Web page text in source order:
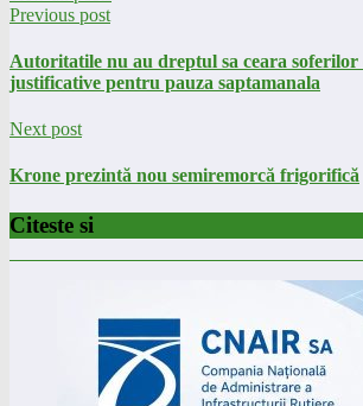
Previous post
Autoritatile nu au dreptul sa ceara soferilor
justificative pentru pauza saptamanala
Next post
Krone prezintă nou semiremorcă frigorifică
Citeste si